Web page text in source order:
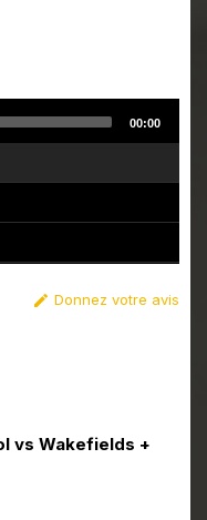
00:00
 Donnez votre avis
vs Wakefields +